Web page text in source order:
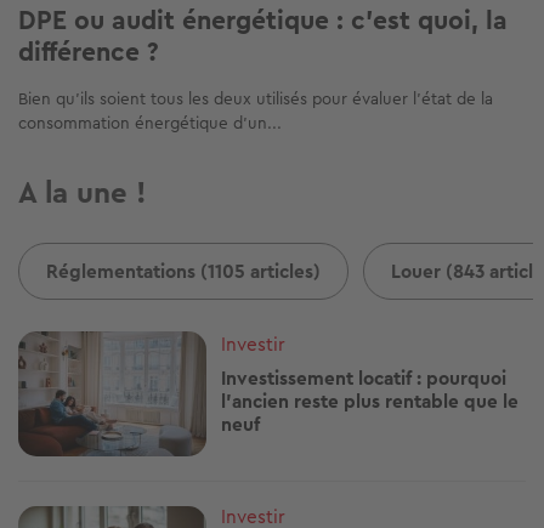
DPE ou audit énergétique : c’est quoi, la
différence ?
Bien qu’ils soient tous les deux utilisés pour évaluer l’état de la
consommation énergétique d’un...
A la une !
Réglementations (1105 articles) Louer (843
Image
Investir
Investissement locatif : pourquoi
l’ancien reste plus rentable que le
neuf
Image
Investir